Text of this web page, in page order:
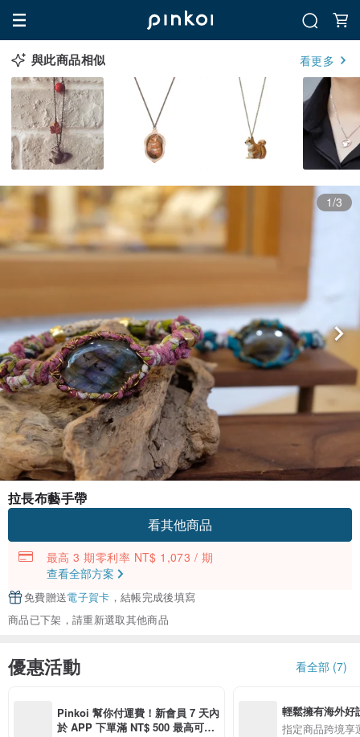
與此商品相似 看更多
1/3
拉長布藝手帶
看其他商品
最高 3 期零利率 NT$ 1,073 / 期
查看全部方案
免費贈送電子賀卡 ，結帳完成後填寫
商品已下架，請重新選取其他商品
優惠活動 看全部 (7)
Pinkoi 幫你付運費！新會員 7 天內
於 APP 下單滿 NT$ 500 最高可折
輕鬆擁有海外好
指定商品跨境享